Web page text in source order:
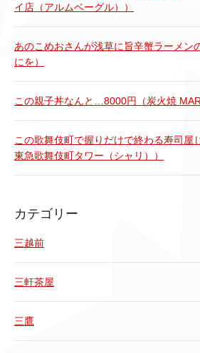
イ店（アルムベーグル））
あのこめおさんが浅草に旨辛蟹ラーメン
にを）
この親子丼なんと…8000円（炭火焼
この歌舞伎町で握りだけで終わる寿司屋
東急歌舞伎町タワー（シャリ））
カテゴリー
三越前
三軒茶屋
三鷹